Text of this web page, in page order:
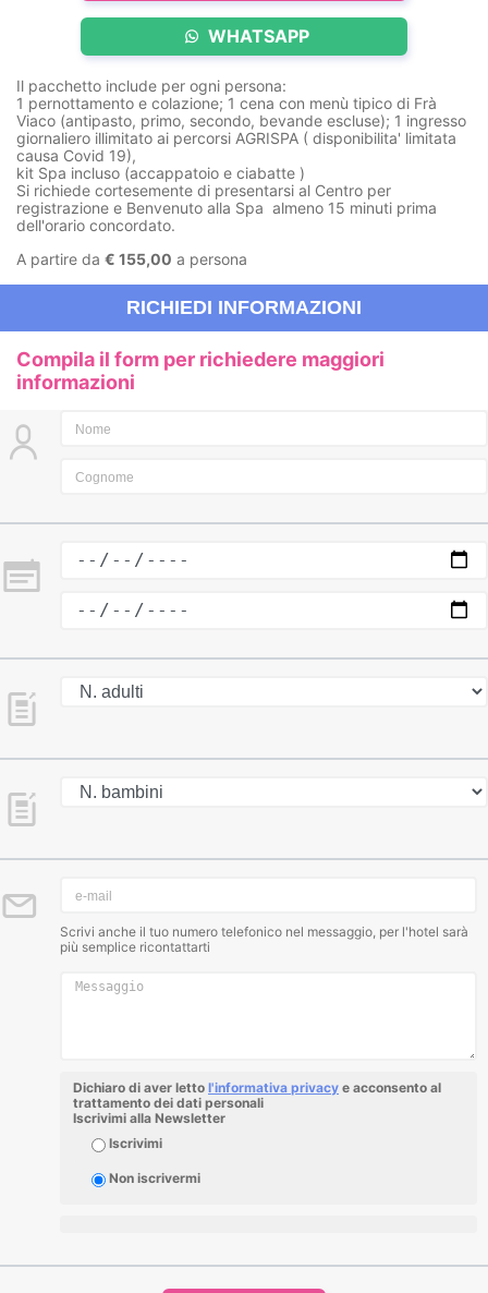
WHATSAPP
Il pacchetto include per ogni persona:
1 pernottamento e colazione; 1 cena con menù tipico di Frà
Viaco (antipasto, primo, secondo, bevande escluse); 1 ingresso
giornaliero illimitato ai percorsi AGRISPA ( disponibilita' limitata
causa Covid 19),
kit Spa incluso (accappatoio e ciabatte )
Si richiede cortesemente di presentarsi al Centro per
registrazione e Benvenuto alla Spa almeno 15 minuti prima
dell'orario concordato.
A partire da € 155,00 a persona
RICHIEDI INFORMAZIONI
Compila il form per richiedere maggiori
informazioni
Scrivi anche il tuo numero telefonico nel messaggio, per l'hotel sarà
più semplice ricontattarti
Dichiaro di aver letto l'informativa privacy e acconsento al
trattamento dei dati personali
Iscrivimi alla Newsletter
Iscrivimi
Non iscrivermi